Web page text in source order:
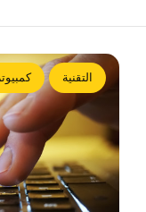
التقنية كمبيوتر